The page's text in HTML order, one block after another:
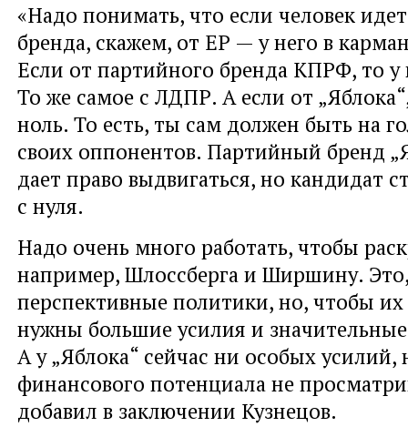
«Надо понимать, что если человек
бренда, скажем, от ЕР — у него в
Если от партийного бренда КПРФ, то у
То же самое с ЛДПР. А если от
ноль. То есть, ты сам должен быть на
своих оппонентов. Партийный бренд
дает право выдвигаться, но кандидат
с нуля.
Надо очень много работать, чтобы
например, Шлоссберга и Ширшину.
перспективные политики, но, чтобы их
нужны большие усилия и
А у „Яблока“ сейчас ни особых усилий,
финансового потенциала не
добавил в заключении Кузнецов.